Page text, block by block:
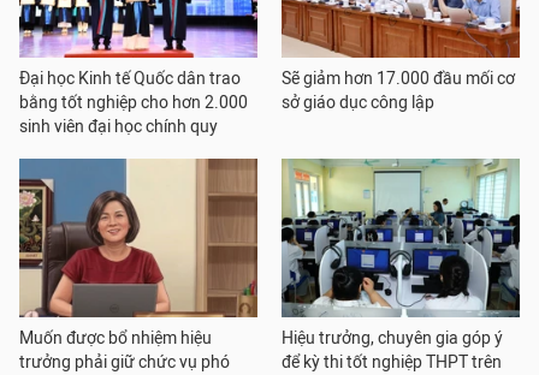
Đại học Kinh tế Quốc dân trao
bằng tốt nghiệp cho hơn 2.000
sinh viên đại học chính quy
Sẽ giảm hơn 17.000 đầu mối cơ
sở giáo dục công lập
Muốn được bổ nhiệm hiệu
trưởng phải giữ chức vụ phó
Hiệu trưởng, chuyên gia góp ý
để kỳ thi tốt nghiệp THPT trên